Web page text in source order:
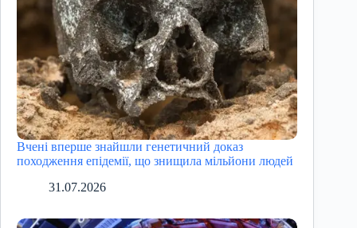
Вчені вперше знайшли генетичний доказ
походження епідемії, що знищила мільйони людей
31.07.2026